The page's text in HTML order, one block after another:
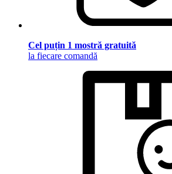
Cel puțin 1 mostră gratuită
la fiecare comandă